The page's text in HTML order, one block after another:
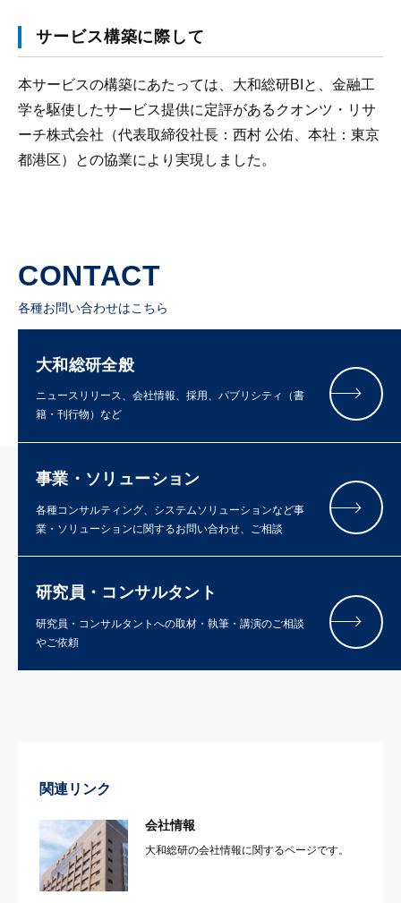
サービス構築に際して
本サービスの構築にあたっては、大和総研BIと、金融工
学を駆使したサービス提供に定評があるクオンツ・リサ
ーチ株式会社（代表取締役社長：西村 公佑、本社：東京
都港区）との協業により実現しました。
CONTACT
各種お問い合わせはこちら
大和総研全般
ニュースリリース、会社情報、採用、パブリシティ（書
籍・刊行物）など
事業・ソリューション
各種コンサルティング、システムソリューションなど事
業・ソリューションに関するお問い合わせ、ご相談
研究員・コンサルタント
研究員・コンサルタントへの取材・執筆・講演のご相談
やご依頼
関連リンク
会社情報
大和総研の会社情報に関するページです。